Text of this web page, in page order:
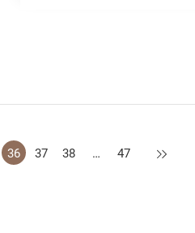
36 37 38 … 47 下一页